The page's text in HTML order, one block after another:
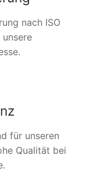
nach ISO
für unseren
Qualität bei